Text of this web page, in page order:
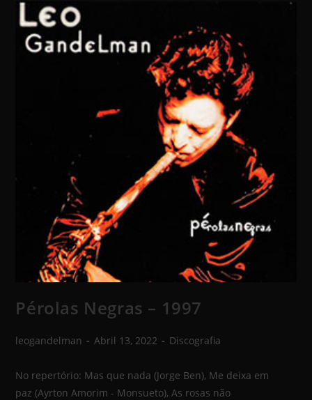
Pérolas Negras – 1997
leogandelman Abril 13, 2022 Discografia
No repertório: Mas que nada (Jorge Ben), Me deixa em
paz (Ayrton Amorim - Monsueto), As rosas não